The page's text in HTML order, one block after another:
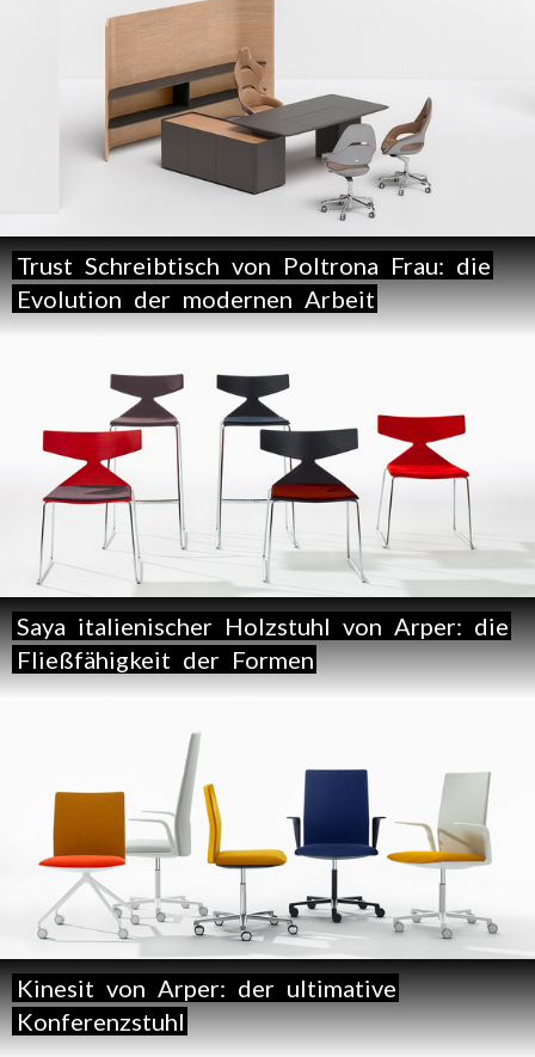
Trust Schreibtisch von Poltrona Frau: die
Evolution der modernen Arbeit
Saya italienischer Holzstuhl von Arper: die
Fließfähigkeit der Formen
Kinesit von Arper: der ultimative
Konferenzstuhl